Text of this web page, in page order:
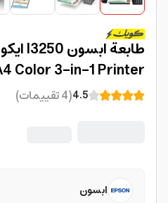
Color 3-in-1 Printer
4.5
(
4تقييمات)
ابسون